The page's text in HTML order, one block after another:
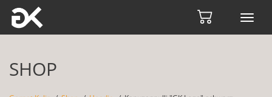
SHOP